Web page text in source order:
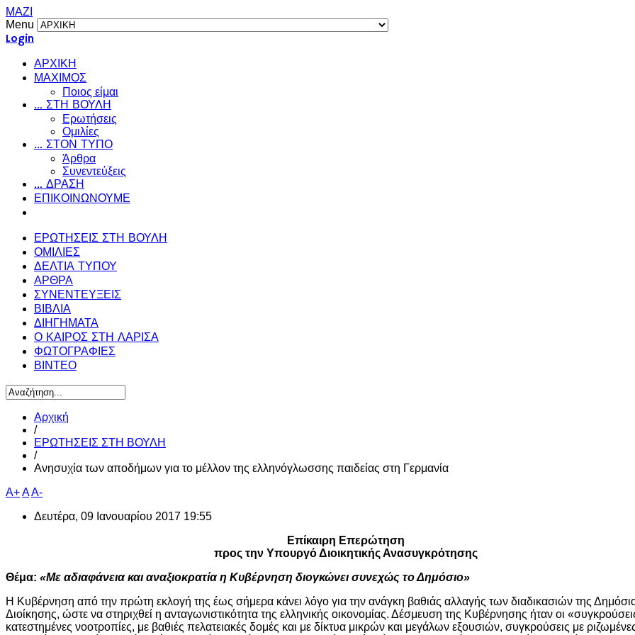
ΜΑΖΙ
Menu
Login
ΑΡΧΙΚΗ
ΜΑΧΙΜΟΣ
Ποιος είμαι
... ΣΤΗ ΒΟΥΛΗ
Ερωτήσεις
Ομιλίες
... ΣΤΟΝ ΤΥΠΟ
Άρθρα
Συνεντεύξεις
... ΔΡΑΣΗ
ΕΠΙΚΟΙΝΩΝΟΥΜΕ
ΕΡΩΤΗΣΕΙΣ ΣΤΗ ΒΟΥΛΗ
ΟΜΙΛΙΕΣ
ΔΕΛΤΙΑ ΤΥΠΟΥ
ΑΡΘΡΑ
ΣΥΝΕΝΤΕΥΞΕΙΣ
ΒΙΒΛΙΑ
ΔΙΗΓΗΜΑΤΑ
Ο ΚΑΙΡΟΣ ΣΤΗ ΛΑΡΙΣΑ
ΦΩΤΟΓΡΑΦΙΕΣ
ΒΙΝΤΕΟ
Αρχική
/
ΕΡΩΤΗΣΕΙΣ ΣΤΗ ΒΟΥΛΗ
/
Ανησυχία των αποδήμων για το μέλλον της ελληνόγλωσσης παιδείας στη Γερμανία
A+AA-
Δευτέρα, 09 Ιανουαρίου 2017 19:55
Επίκαιρη Επερώτηση
προς την Υπουργό Διοικητικής Ανασυγκρότησης
Θέμα: «Με αδιαφάνεια και αναξιοκρατία η Κυβέρνηση διογκώνει συνεχώς το Δημόσιο»
Η Κυβέρνηση από την πρώτη εκλογή της έως σήμερα κάνει λόγο για την ανάγκη βαθιάς αλλαγής των διαδικασιών της
Διοίκησης, ώστε να στηριχθεί η ανταγωνιστικότητα της ελληνικής οικονομίας. Δέσμευση της Κυβέρνησης ήταν οι
κατεστημένες νοοτροπίες, με βαθιές πελατειακές δομές και με δίκτυα μικρών και μεγάλων εξουσιών, συγκρούσεις με